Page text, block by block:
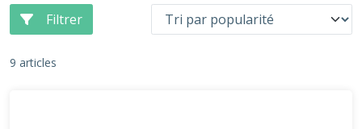
Filtrer
9 articles